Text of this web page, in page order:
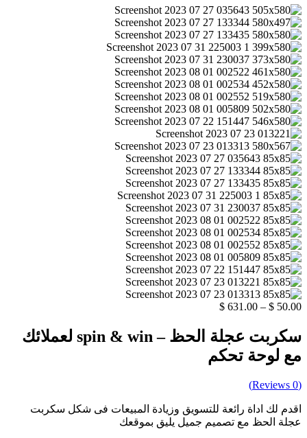
50.00
$
–
631.00
$
سكربت عجلة الحظ – spin & win لعملائك
مع لوحة تحكم
(
0
اقدم لك اداة رائعة للتسويق وزيادة المبيعات فى شكل سكربت
عجلة الحظ مع تصميم جميل يليق بموقعك